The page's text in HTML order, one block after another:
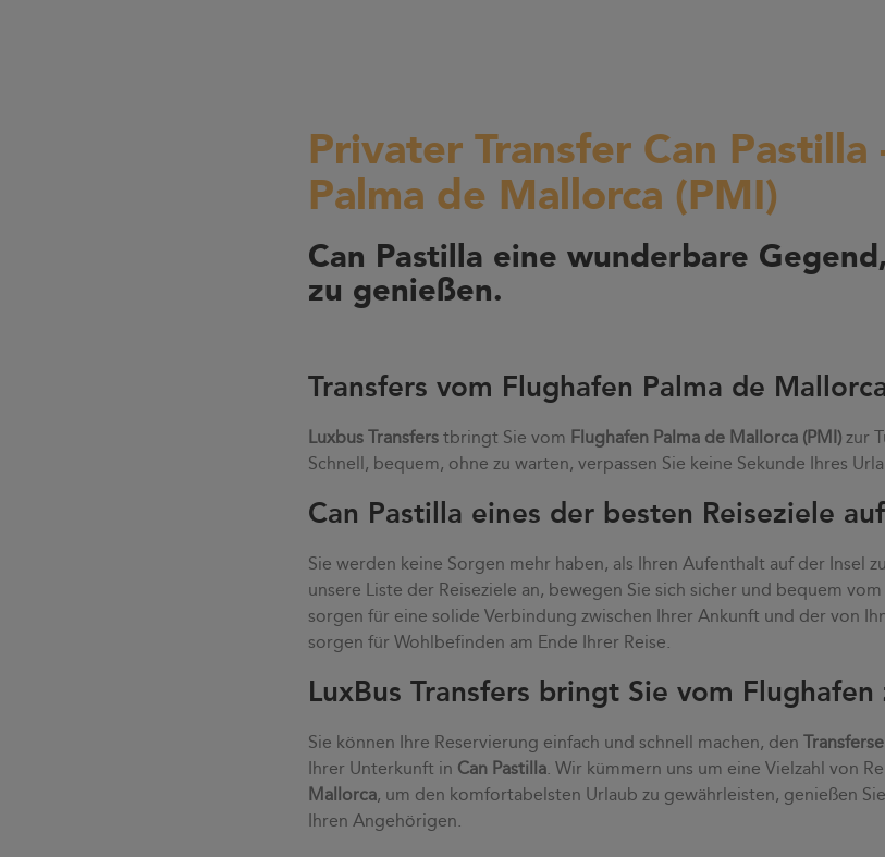
Privater Transfer Can Pastilla
Palma de Mallorca (PMI)
Can Pastilla eine wunderbare
zu genießen.
Transfers vom Flughafen Palma de
Luxbus Transfers tbringt Sie vom Flughafen Palma de Mallorca (PMI) zur
Schnell, bequem, ohne zu warten, verpassen Sie keine Sekunde Ihres
Can Pastilla eines der besten Reiseziele
Sie werden keine Sorgen mehr haben, als Ihren Aufenthalt auf der Insel
unsere Liste der Reiseziele an, bewegen Sie sich sicher und bequem
sorgen für eine solide Verbindung zwischen Ihrer Ankunft und der von
sorgen für Wohlbefinden am Ende Ihrer Reise.
LuxBus Transfers bringt Sie vom Flughafen
Sie können Ihre Reservierung einfach und schnell machen, den
Ihrer Unterkunft in Can Pastilla. Wir kümmern uns um eine Vielzahl von
Mallorca, um den komfortabelsten Urlaub zu gewährleisten, genießen
Ihren Angehörigen.